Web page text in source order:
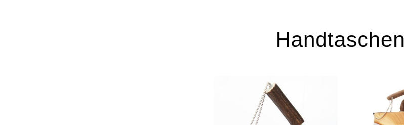
Handtaschen